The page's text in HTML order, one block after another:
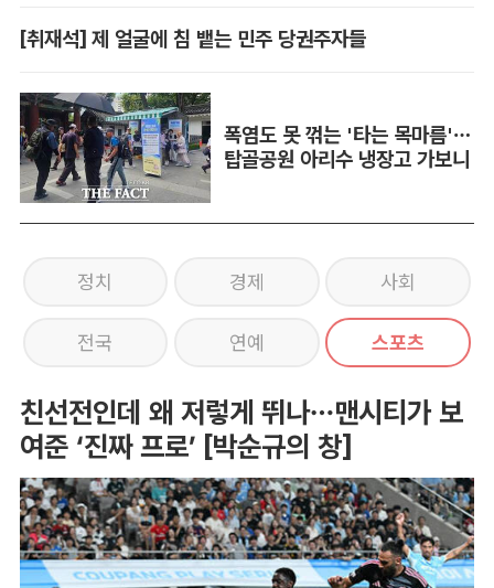
[취재석] 제 얼굴에 침 뱉는 민주 당권주자들
폭염도 못 꺾는 '타는 목마름'…
탑골공원 아리수 냉장고 가보니
정치 경제 사회
전국 연예 스포츠
친선전인데 왜 저렇게 뛰나…맨시티가 보
여준 ‘진짜 프로’ [박순규의 창]